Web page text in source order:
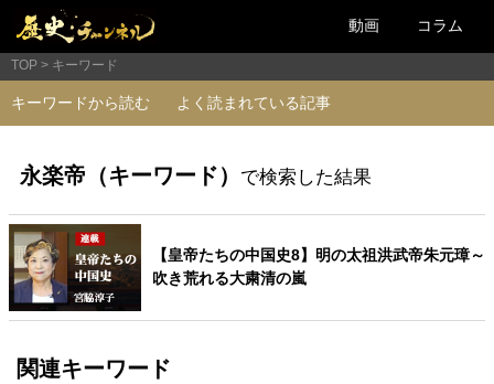
動画 コラム
TOP キーワード
キーワードから読む よく読まれている記事
永楽帝（キーワード） で検索した結果
【皇帝たちの中国史8】明の太祖洪武帝朱元璋～
吹き荒れる大粛清の嵐
関連キーワード